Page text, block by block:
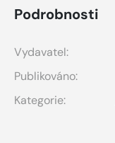
Podrobnosti
Vydavatel:
Publikováno:
Kategorie: